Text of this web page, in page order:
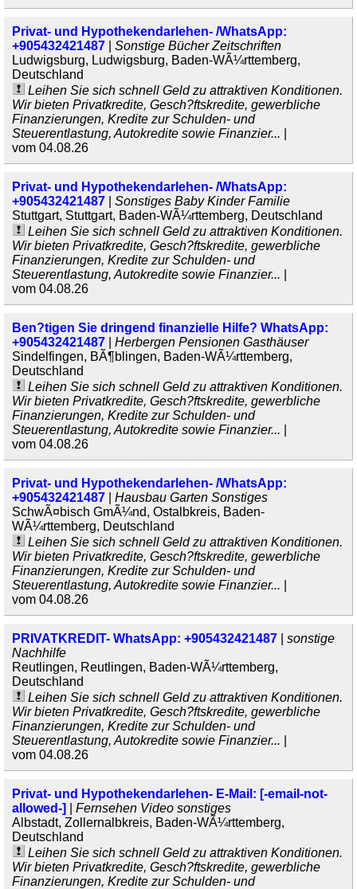
Privat- und Hypothekendarlehen- /WhatsApp:
+905432421487
Sonstige Bücher Zeitschriften
Ludwigsburg, Ludwigsburg, Baden-WÃ¼rttemberg,
Deutschland
Leihen Sie sich schnell Geld zu attraktiven Konditionen.
Wir bieten Privatkredite, Gesch?ftskredite, gewerbliche
Finanzierungen, Kredite zur Schulden- und
Steuerentlastung, Autokredite sowie Finanzier...
vom 04.08.26
Privat- und Hypothekendarlehen- /WhatsApp:
+905432421487
Sonstiges Baby Kinder Familie
Stuttgart, Stuttgart, Baden-WÃ¼rttemberg, Deutschland
Leihen Sie sich schnell Geld zu attraktiven Konditionen.
Wir bieten Privatkredite, Gesch?ftskredite, gewerbliche
Finanzierungen, Kredite zur Schulden- und
Steuerentlastung, Autokredite sowie Finanzier...
vom 04.08.26
Ben?tigen Sie dringend finanzielle Hilfe? WhatsApp:
+905432421487
Herbergen Pensionen Gasthäuser
Sindelfingen, BÃ¶blingen, Baden-WÃ¼rttemberg,
Deutschland
Leihen Sie sich schnell Geld zu attraktiven Konditionen.
Wir bieten Privatkredite, Gesch?ftskredite, gewerbliche
Finanzierungen, Kredite zur Schulden- und
Steuerentlastung, Autokredite sowie Finanzier...
vom 04.08.26
Privat- und Hypothekendarlehen- /WhatsApp:
+905432421487
Hausbau Garten Sonstiges
SchwÃ¤bisch GmÃ¼nd, Ostalbkreis, Baden-
WÃ¼rttemberg, Deutschland
Leihen Sie sich schnell Geld zu attraktiven Konditionen.
Wir bieten Privatkredite, Gesch?ftskredite, gewerbliche
Finanzierungen, Kredite zur Schulden- und
Steuerentlastung, Autokredite sowie Finanzier...
vom 04.08.26
PRIVATKREDIT- WhatsApp: +905432421487
sonstige
Nachhilfe
Reutlingen, Reutlingen, Baden-WÃ¼rttemberg,
Deutschland
Leihen Sie sich schnell Geld zu attraktiven Konditionen.
Wir bieten Privatkredite, Gesch?ftskredite, gewerbliche
Finanzierungen, Kredite zur Schulden- und
Steuerentlastung, Autokredite sowie Finanzier...
vom 04.08.26
Privat- und Hypothekendarlehen- E-Mail: [-email-not-
allowed-]
Fernsehen Video sonstiges
Albstadt, Zollernalbkreis, Baden-WÃ¼rttemberg,
Deutschland
Leihen Sie sich schnell Geld zu attraktiven Konditionen.
Wir bieten Privatkredite, Gesch?ftskredite, gewerbliche
Finanzierungen, Kredite zur Schulden- und